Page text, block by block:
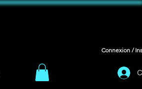
Connexion /